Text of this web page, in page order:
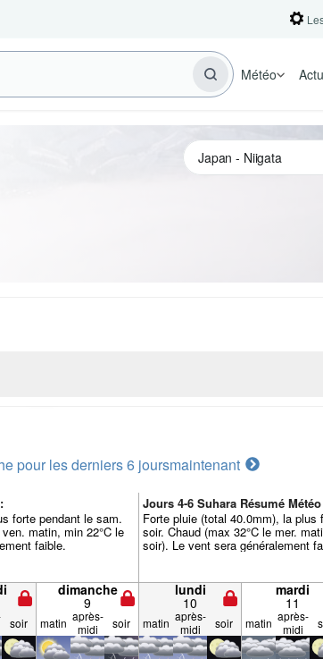
Météo
pour les derniers 6 joursmaintenant
forte pendant le sam.
matin, min 22°C le
faible.
Jours 4-6 Suhara Résumé Météo
Forte pluie (total 40.0mm), la plus
soir. Chaud (max 32°C le mer.
soir). Le vent sera généralement
dimanche
9
lundi
10
mardi
11
soir matin après-
midi
soir matin après-
midi
soir matin après-
midi